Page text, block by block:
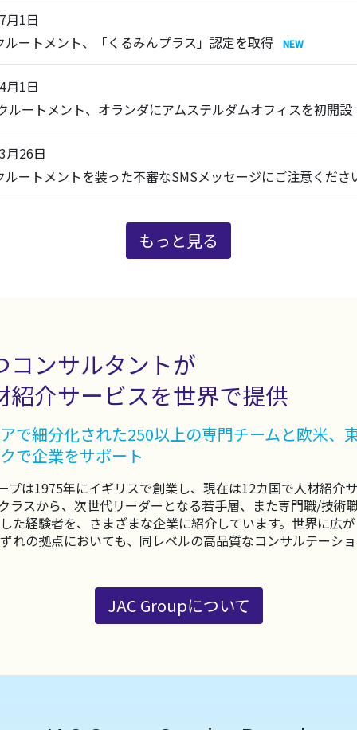
月1日
ルートメント、「くるみんプラス」認定を取得
月1日
ルートメント、オランダにアムステルダムオフィスを初開設
月26日
ルートメントを装った不審なSMSメッセージにご注意くださ
もっと見る
コンサルタントが
紹介サービスを世界で提供
で細分化された250以上の専門チームと欧米、
で企業をサポート
プは1975年にイギリスで創業し、現在は12カ国で人材紹介
ラスから、次世代リーダーとなる若手層、また専門職/技術
た経験者を、さまざまな企業に紹介しています。世界に広
れの拠点においても、同レベルの高品質なコンサルテーシ
JAC Groupについて